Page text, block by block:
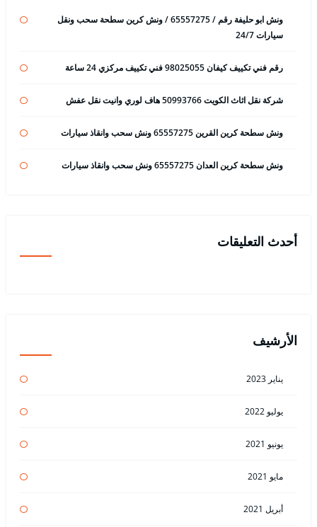
ونش ابو حليفة رقم / 65557275 / ونش كرين سطحة سحب ونقل
سيارات 24/7
رقم فني تكييف كيفان 98025055 فني تكييف مركزي 24 ساعة
شركة نقل اثاث الكويت 50993766 هاف لوري وانيت نقل عفش
ونش سطحة كرين القرين 65557275 ونش سحب وانقاذ سيارات
ونش سطحة كرين العدان 65557275 ونش سحب وانقاذ سيارات
أحدث التعليقات
الأرشيف
يناير 2023
يوليو 2022
يونيو 2021
مايو 2021
أبريل 2021